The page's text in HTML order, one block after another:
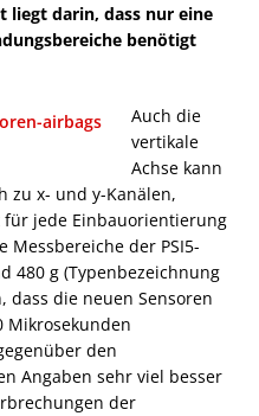
liegt darin, dass nur eine
benötigt
Auch die
vertikale
Achse kann
zu x- und y-Kanälen,
jede Einbauorientierung
Messbereiche der PSI5-
480 g (Typenbezeichnung
dass die neuen Sensoren
Mikrosekunden
den
Angaben sehr viel besser
der